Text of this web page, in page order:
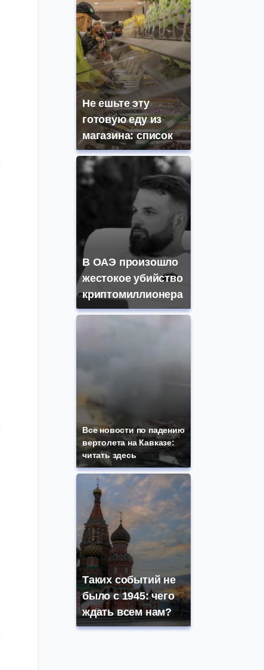
Не ешьте эту
готовую еду из
магазина: список
В ОАЭ произошло
жестокое убийство
криптомиллионера
Все новости по падению
вертолета на Кавказе:
читать здесь
Таких событий не
было с 1945: чего
ждать всем нам?